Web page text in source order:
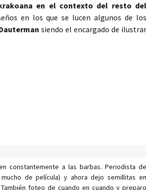
en el contexto del resto del
en los que se lucen algunos de los
siendo el encargado de ilustrar
constantemente a las barbas. Periodista de
de película) y ahora dejo semillitas en
foteo de cuando en cuando y preparo